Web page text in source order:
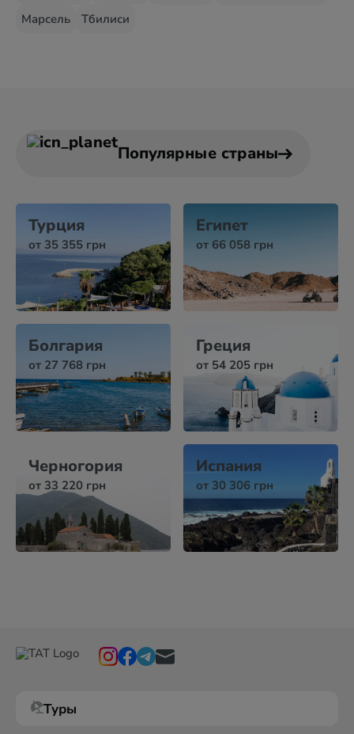
Марсель
Тбилиси
Популярные страны
Турция
от 35 355 грн
Египет
от 66 058 грн
Болгария
от 27 768 грн
Греция
от 54 205 грн
Черногория
от 33 220 грн
Испания
от 30 306 грн
Туры